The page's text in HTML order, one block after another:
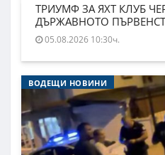
ТРИУМФ ЗА ЯХТ КЛУБ
ДЪРЖАВНОТО
05.08.2026 10:30ч.
ВОДЕЩИ НОВИНИ